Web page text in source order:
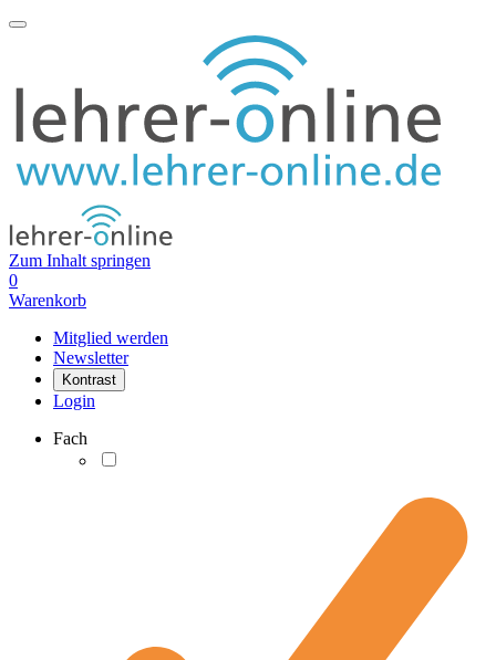
Zum Inhalt springen
0
Warenkorb
Mitglied werden
Newsletter
Kontrast
Login
Fach